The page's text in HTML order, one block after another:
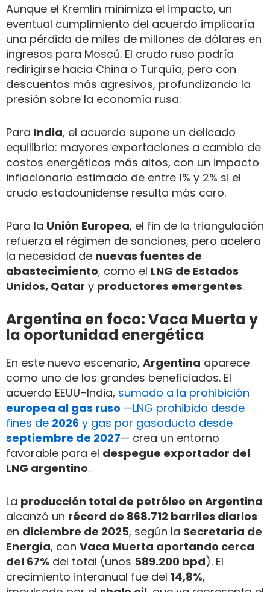
Aunque el Kremlin minimiza el impacto, un
eventual cumplimiento del acuerdo implicaría
una pérdida de miles de millones de dólares en
ingresos para Moscú. El crudo ruso podría
redirigirse hacia China o Turquía, pero con
descuentos más agresivos, profundizando la
presión sobre la economía rusa.
Para India, el acuerdo supone un delicado
equilibrio: mayores exportaciones a cambio de
costos energéticos más altos, con un impacto
inflacionario estimado de entre 1% y 2% si el
crudo estadounidense resulta más caro.
Para la Unión Europea, el fin de la triangulación
refuerza el régimen de sanciones, pero acelera
la necesidad de nuevas fuentes de
abastecimiento, como el LNG de Estados
Unidos, Qatar y productores emergentes.
Argentina en foco: Vaca Muerta y
la oportunidad energética
En este nuevo escenario, Argentina aparece
como uno de los grandes beneficiados. El
acuerdo EEUU–India, sumado a la prohibición
europea al gas ruso —LNG prohibido desde
fines de 2026 y gas por gasoducto desde
septiembre de 2027— crea un entorno
favorable para el despegue exportador del
LNG argentino.
La producción total de petróleo en Argentina
alcanzó un récord de 868.712 barriles diarios
en diciembre de 2025, según la Secretaría de
Energía, con Vaca Muerta aportando cerca
del 67% del total (unos 589.200 bpd). El
crecimiento interanual fue del 14,8%,